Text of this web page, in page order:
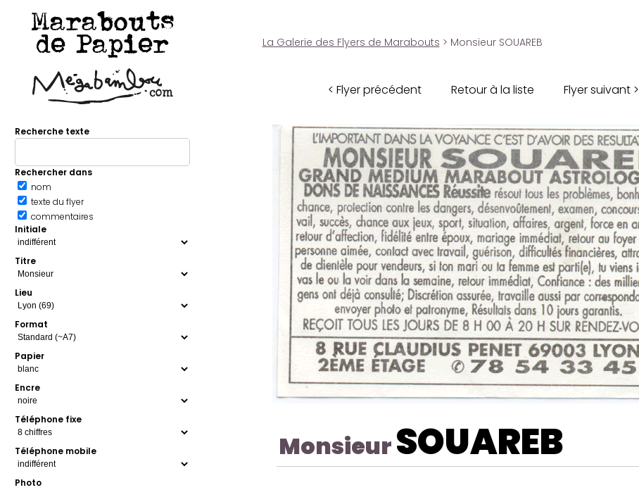
Marabouts
de Papier
Recherche texte
Rechercher dans
nom
texte du flyer
commentaires
Initiale
Titre
Lieu
Format
Papier
Encre
Téléphone fixe
Téléphone mobile
Photo
La Galerie des Flyers de Marabouts > Monsieur SOUAREB
< Flyer précédent Retour à la liste Flyer suivant >
MonsieurSOUAREB